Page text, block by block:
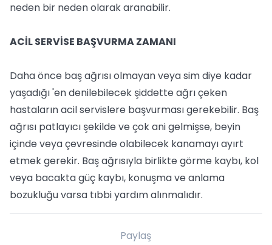
neden bir neden olarak aranabilir.
ACİL SERVİSE BAŞVURMA ZAMANI
Daha önce baş ağrısı olmayan veya sim diye kadar
yaşadığı 'en denilebilecek şiddette ağrı çeken
hastaların acil servislere başvurması gerekebilir. Baş
ağrısı patlayıcı şekilde ve çok ani gelmişse, beyin
içinde veya çevresinde olabilecek kanamayı ayırt
etmek gerekir. Baş ağrısıyla birlikte görme kaybı, kol
veya bacakta güç kaybı, konuşma ve anlama
bozukluğu varsa tıbbi yardım alınmalıdır.
Paylaş